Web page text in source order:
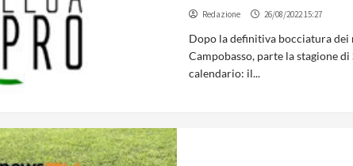
Redazione 26/08/2022 15:27
Dopo la definitiva bocciatura dei
Campobasso, parte la stagione
calendario: il...